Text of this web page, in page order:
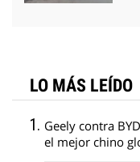
LO MÁS LEÍDO
Geely contra
el mejor chino